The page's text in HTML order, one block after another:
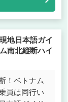
地日本語ガイ
南北縦断ハイ
！ベトナム
員は同行い